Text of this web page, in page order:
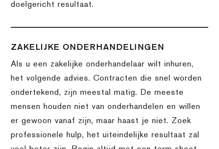
doelgericht resultaat.
ZAKELIJKE ONDERHANDELINGEN
Als u een zakelijke onderhandelaar wilt inhuren,
het volgende advies. Contracten die snel worden
ondertekend, zijn meestal matig. De meeste
mensen houden niet van onderhandelen en willen
er gewoon vanaf zijn, maar haast je niet. Zoek
professionele hulp, het uiteindelijke resultaat zal